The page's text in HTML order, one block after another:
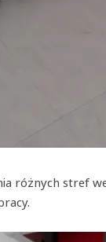
różnych stref